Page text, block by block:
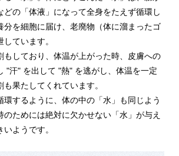
どの「体液」になって全身をたえず循環し
分を細胞に届け、老廃物（体に溜まったゴ
ています。
もしており、体温が上がった時、皮膚への
"汗" を出して "熱" を逃がし、体温を一定
果たしてくれています。
環するように、体の中の「水」も同じよう
のためには絶対に欠かせない「水」が与え
ようです。